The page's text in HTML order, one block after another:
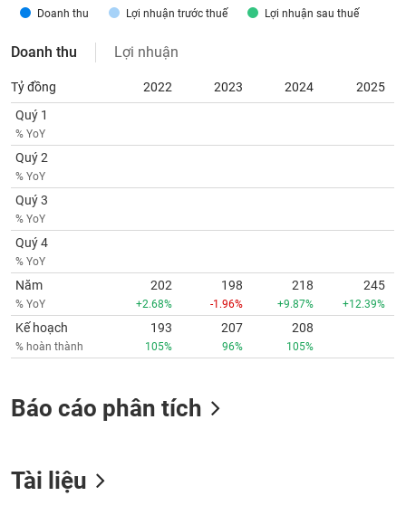
Doanh thu Lợi nhuận trước thuế Lợi nhuận sau thuế
Doanh thu Lợi nhuận
Tỷ đồng 2022 2023 2024
2025
Quý 1
% YoY
Quý 2
% YoY
Quý 3
% YoY
Quý 4
% YoY
Năm
% YoY
202
+2.68%
198
-1.96%
218
+9.87%
245
+12.39%
Kế hoạch
% hoàn thành
193
105%
207
96%
208
105%
Báo cáo phân tích
Tài liệu
chứng
(-)
Tất cả
Lãnh
đạo
(-)
Tất cả Người nội bộ Người liên quan Cổ đông lớn
Tin
tức
(-)
của
tác